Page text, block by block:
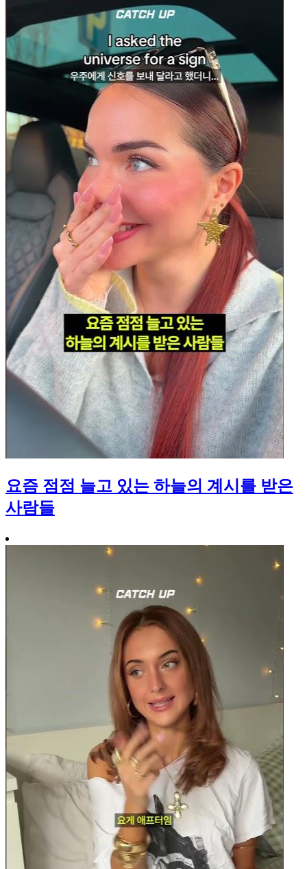
요즘 점점 늘고 있는 하늘의 계시를 받은
사람들